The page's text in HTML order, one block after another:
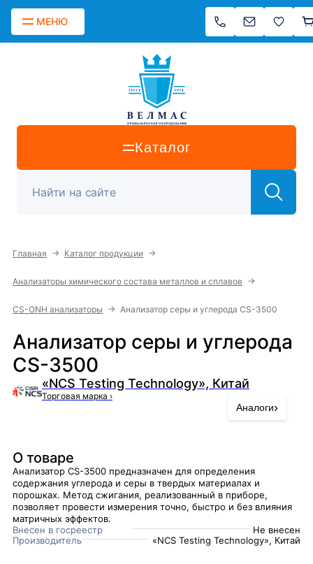
МЕНЮ
Каталог
Главная → Каталог продукции →
Анализаторы химического состава металлов и сплавов →
CS-ONH анализаторы → Анализатор серы и углерода CS-3500
Анализатор серы и углерода
CS-3500
«NCS Testing Technology», Китай
Торговая марка ›
Аналоги›
О товаре
Анализатор CS-3500 предназначен для определения
содержания углерода и серы в твердых материалах и
порошках. Метод сжигания, реализованный в приборе,
позволяет провести измерения точно, быстро и без влияния
матричных эффектов.
Внесен в госреестр
Не внесен
Производитель
«NCS Testing Technology», Китай